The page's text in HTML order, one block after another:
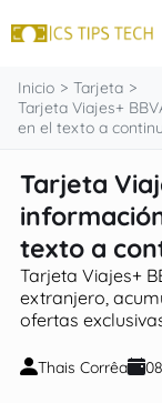
seguros
Finanzas
Hipoteca
Inicio
Tarjeta
Tarjeta Viajes+
en el texto a
Tarjeta
texto a
Tarjeta Viajes+
extranjero,
ofertas
Thais Corrêa